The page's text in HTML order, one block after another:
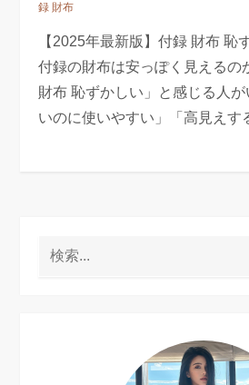
録 財布
【2025年最新版】付録 財布 恥
付録の財布は安っぽく見えるの
財布 恥ずかしい」と感じる人
いのに使いやすい」「高見え